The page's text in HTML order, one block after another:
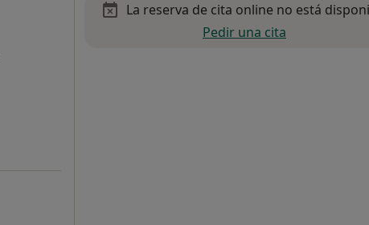
La reserva de cita online no está
Pedir una cita